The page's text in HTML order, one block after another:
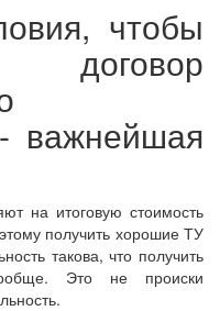
чтобы
важнейшая
на итоговую стоимость
получить хорошие ТУ
такова, что получить
Это не происки